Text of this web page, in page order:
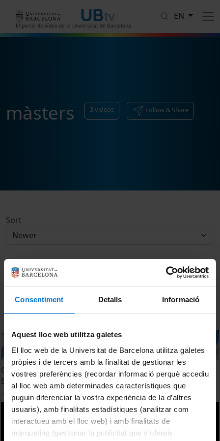
Consentiment Detalls Informació
Aquest lloc web utilitza galetes
El lloc web de la Universitat de Barcelona utilitza galetes
pròpies i de tercers amb la finalitat de gestionar les
vostres preferències (recordar informació perquè accediu
al lloc web amb determinades característiques que
puguin diferenciar la vostra experiència de la d’altres
usuaris), amb finalitats estadístiques (analitzar com
interactueu amb el lloc web) i amb finalitats de
màrqueting (gestionar la publicitat que s’ofereix
El portal de vídeo de la Universitat de Barcelona
EN
màsters 3videos Follow & Share
Sort
Cloenda de cursos de les àrees d´Empresa, Tecnologia i
Esport . IL3-UB. Promoció 2026
7 July, 2026